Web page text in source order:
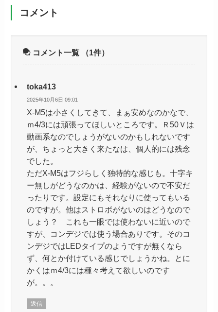
コメント
コメント一覧 （1件）
toka413
2025年10月6日 09:01
X-M5は小さくしてきて、まぁ安めなのかなで、
ｍ4/3には頑張ってほしいところです。Ｒ50Ｖは
動画系なのでしょうがないのかもしれないです
が、ちょっと大きく来たなは、個人的には残念
でした。
ただX-M5はフジらしく独特的な感じも。十字キ
ー無しがどうなのかは、経験がないので不安だ
ったりです。設定にもそれなりに使ってもいる
のですが。他はストロボがないのはどうなので
しょう？ これも一眼では使わないに近いので
すが、コンデジでは使う場合ありです。そのコ
ンデジではLEDタイプのようですが無くなら
ず、何とか付けている感じでしょうかね。とに
かくはｍ4/3には種々考えて欲しいのです
が。。。
返信